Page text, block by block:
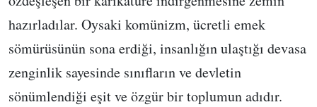
hazırladılar. Oysaki komünizm, ücretli emek
sömürüsünün sona erdiği, insanlığın ulaştığı devasa
zenginlik sayesinde sınıfların ve devletin
sönümlendiği eşit ve özgür bir toplumun adıdır.